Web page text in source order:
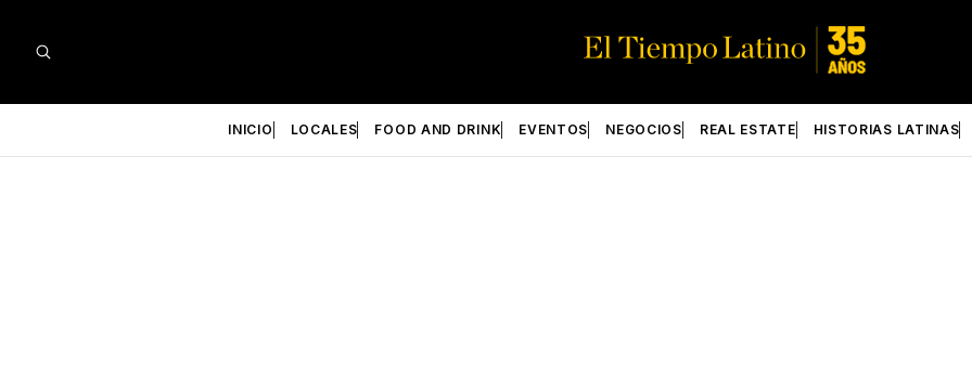
INICIO LOCALES FOOD AND DRINK EVENTOS NEGOCIOS REAL ESTATE HISTORIAS LATINAS